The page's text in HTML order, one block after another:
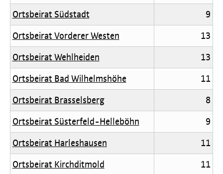
Ortsbeirat Südstadt
9
Ortsbeirat Vorderer Westen
13
Ortsbeirat Wehlheiden
13
Ortsbeirat Bad Wilhelmshöhe
11
Ortsbeirat Brasselsberg
8
Ortsbeirat Süsterfeld-Helleböhn
9
Ortsbeirat Harleshausen
11
Ortsbeirat Kirchditmold
11